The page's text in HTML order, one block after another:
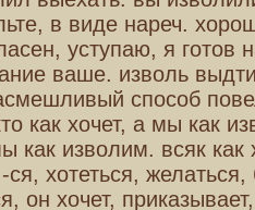
в виде нареч.
уступаю, я готов
ваше. изволь
способ
как хочет, а мы как
как изволим. всяк как
ся, хотеться,
он хочет,